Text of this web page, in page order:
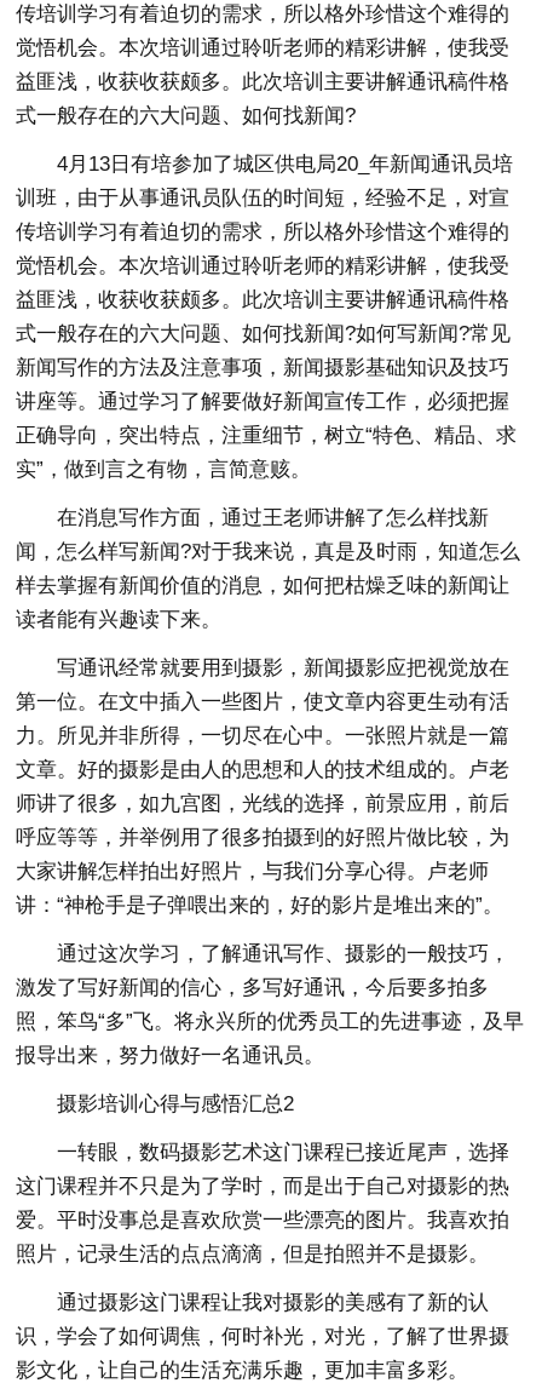
传培训学习有着迫切的需求，所以格外珍惜这个难得的
觉悟机会。本次培训通过聆听老师的精彩讲解，使我受
益匪浅，收获收获颇多。此次培训主要讲解通讯稿件格
式一般存在的六大问题、如何找新闻?
4月13日有培参加了城区供电局20_年新闻通讯员培
训班，由于从事通讯员队伍的时间短，经验不足，对宣
传培训学习有着迫切的需求，所以格外珍惜这个难得的
觉悟机会。本次培训通过聆听老师的精彩讲解，使我受
益匪浅，收获收获颇多。此次培训主要讲解通讯稿件格
式一般存在的六大问题、如何找新闻?如何写新闻?常见
新闻写作的方法及注意事项，新闻摄影基础知识及技巧
讲座等。通过学习了解要做好新闻宣传工作，必须把握
正确导向，突出特点，注重细节，树立“特色、精品、求
实”，做到言之有物，言简意赅。
在消息写作方面，通过王老师讲解了怎么样找新
闻，怎么样写新闻?对于我来说，真是及时雨，知道怎么
样去掌握有新闻价值的消息，如何把枯燥乏味的新闻让
读者能有兴趣读下来。
写通讯经常就要用到摄影，新闻摄影应把视觉放在
第一位。在文中插入一些图片，使文章内容更生动有活
力。所见并非所得，一切尽在心中。一张照片就是一篇
文章。好的摄影是由人的思想和人的技术组成的。卢老
师讲了很多，如九宫图，光线的选择，前景应用，前后
呼应等等，并举例用了很多拍摄到的好照片做比较，为
大家讲解怎样拍出好照片，与我们分享心得。卢老师
讲：“神枪手是子弹喂出来的，好的影片是堆出来的”。
通过这次学习，了解通讯写作、摄影的一般技巧，
激发了写好新闻的信心，多写好通讯，今后要多拍多
照，笨鸟“多”飞。将永兴所的优秀员工的先进事迹，及早
报导出来，努力做好一名通讯员。
摄影培训心得与感悟汇总2
一转眼，数码摄影艺术这门课程已接近尾声，选择
这门课程并不只是为了学时，而是出于自己对摄影的热
爱。平时没事总是喜欢欣赏一些漂亮的图片。我喜欢拍
照片，记录生活的点点滴滴，但是拍照并不是摄影。
通过摄影这门课程让我对摄影的美感有了新的认
识，学会了如何调焦，何时补光，对光，了解了世界摄
影文化，让自己的生活充满乐趣，更加丰富多彩。